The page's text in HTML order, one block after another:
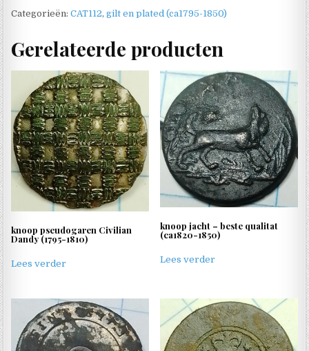
Categorieën:CAT112,gilt en plated (ca1795-1850)
Gerelateerde producten
knoop pseudogaren Civilian
Dandy (1795-1810)
Lees verder
knoop jacht – beste qualitat
(ca1820-1850)
Lees verder